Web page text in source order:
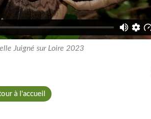
Juigné sur Loire 2023
à l'accueil